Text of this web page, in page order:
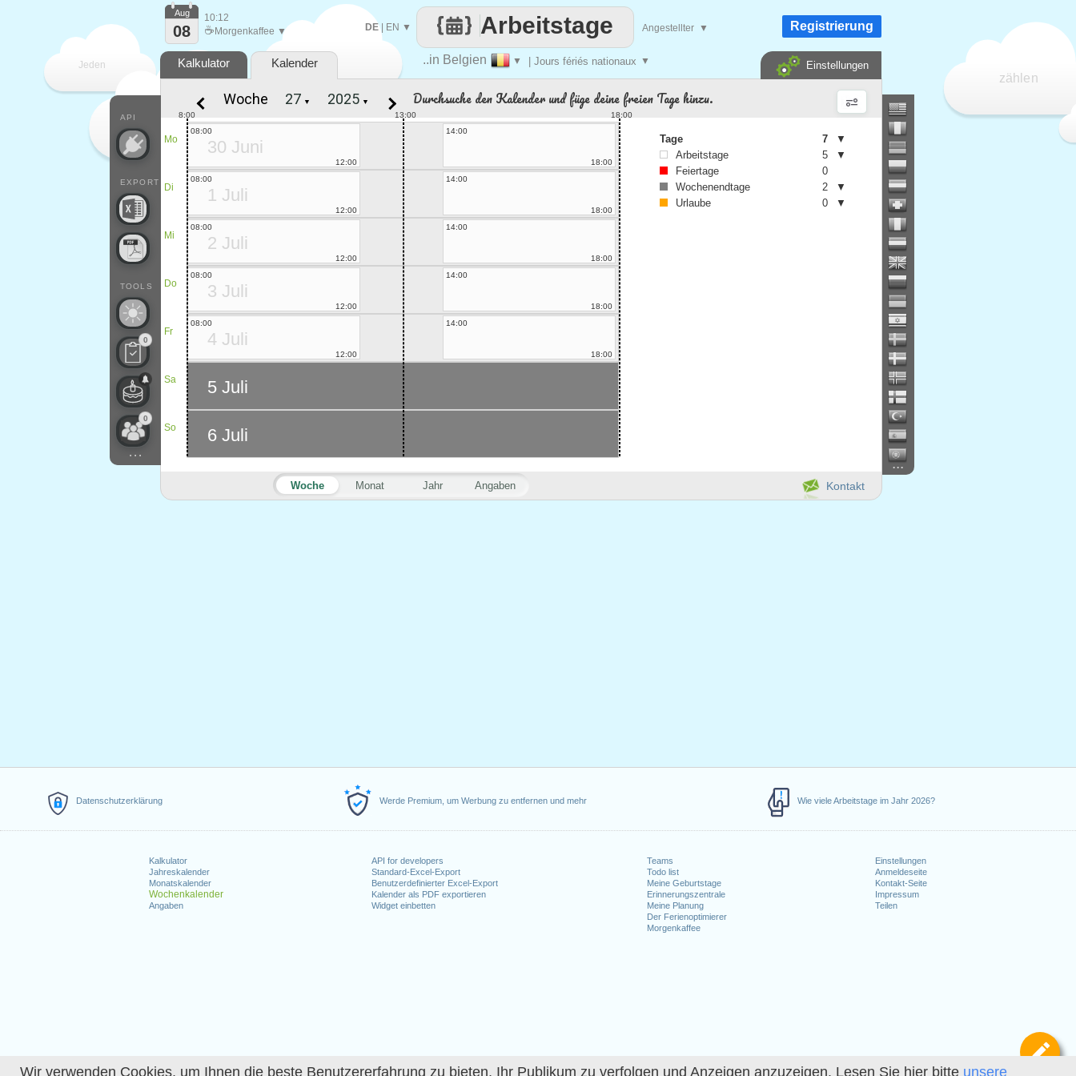
Wir verwenden Cookies, um Ihnen die beste Benutzererfahrung zu bieten, Ihr Publikum zu verfolgen und Anzeigen anzuzeigen. Lesen Sie hier bitte unsere
Datenschutzerklärung Werde Premium, um Werbung zu entfernen und mehr Wie viele Arbeitstage im Jahr 2026?
Kalkulator
Jahreskalender
Monatskalender
Wochenkalender
Angaben
API for developers
Standard-Excel-Export
Benutzerdefinierter Excel-Export
Kalender als PDF exportieren
Widget einbetten
Teams
Todo list
Meine Geburtstage
Erinnerungszentrale
Meine Planung
Der Ferienoptimierer
Morgenkaffee
Einstellungen
Anmeldeseite
Kontakt-Seite
Impressum
Teilen
Jeden
Tag
zählen
..in Belgien ▼ | Jours fériés nationaux ▼
Arbeitstage
DE| EN ▼ Angestellter ▼
API
EXPORT
TOOLS
0
0
...
Aug
08
10:12
☕ Morgenkaffee ▼ Registrierung
Kalkulator Kalender Einstellungen
...
Kontakt
Woche Monat Jahr Angaben
Woche ▼ ▼ Durchsuche den Kalender und füge deine freien Tage hinzu.
Mo
Di
Mi
Do
Fr
Sa
So
13:00
8:00 18:00
30 Juni
08:00
12:00
14:00
18:00
1 Juli
08:00
12:00
14:00
18:00
2 Juli
08:00
12:00
14:00
18:00
3 Juli
08:00
12:00
14:00
18:00
4 Juli
08:00
12:00
14:00
18:00
5 Juli
6 Juli
Tage 7
▼
Arbeitstage
5
▼
Feiertage
0
Wochenendtage
2
▼
Urlaube
0 ▼